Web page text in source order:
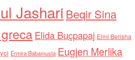
Jashari Beqir Sina
Elida Buçpapaj Elmi Berisha
Ermira Babamusta Eugjen Merlika